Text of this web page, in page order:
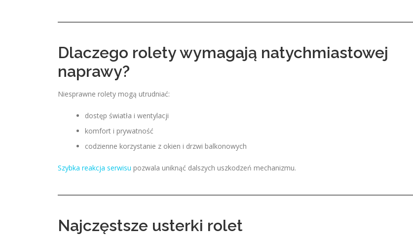
Dlaczego rolety wymagają natychmiastowej
naprawy?
Niesprawne rolety mogą utrudniać:
dostęp światła i wentylacji
komfort i prywatność
codzienne korzystanie z okien i drzwi balkonowych
Szybka reakcja serwisu pozwala uniknąć dalszych uszkodzeń mechanizmu.
Najczęstsze usterki rolet